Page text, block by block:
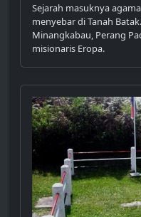
Sejarah masuknya
menyebar di Tanah
Minangkabau, Perang
misionaris Eropa.